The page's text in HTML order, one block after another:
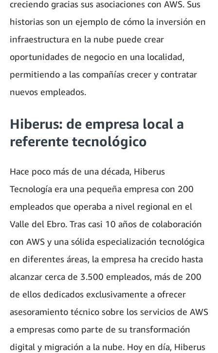
creciendo gracias sus asociaciones con AWS. Sus
historias son un ejemplo de cómo la inversión en
infraestructura en la nube puede crear
oportunidades de negocio en una localidad,
permitiendo a las compañías crecer y contratar
nuevos empleados.
Hiberus: de empresa local a
referente tecnológico
Hace poco más de una década, Hiberus
Tecnología era una pequeña empresa con 200
empleados que operaba a nivel regional en el
Valle del Ebro. Tras casi 10 años de colaboración
con AWS y una sólida especialización tecnológica
en diferentes áreas, la empresa ha crecido hasta
alcanzar cerca de 3.500 empleados, más de 200
de ellos dedicados exclusivamente a ofrecer
asesoramiento técnico sobre los servicios de AWS
a empresas como parte de su transformación
digital y migración a la nube. Hoy en día, Hiberus